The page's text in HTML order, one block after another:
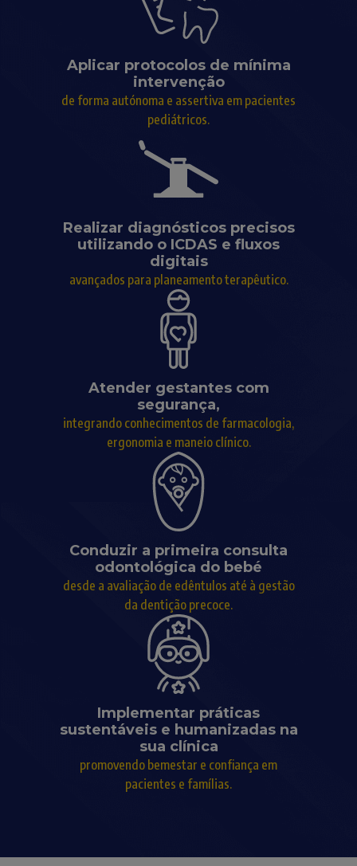
Aplicar protocolos de mínima
intervenção
de forma autónoma e assertiva em pacientes
pediátricos.
Realizar diagnósticos precisos
utilizando o ICDAS e fluxos
digitais
avançados para planeamento terapêutico.
Atender gestantes com
segurança,
integrando conhecimentos de farmacologia,
ergonomia e maneio clínico.
Conduzir a primeira consulta
odontológica do bebé
desde a avaliação de edêntulos até à gestão
da dentição precoce.
Implementar práticas
sustentáveis e humanizadas na
sua clínica
promovendo bemestar e confiança em
pacientes e famílias.